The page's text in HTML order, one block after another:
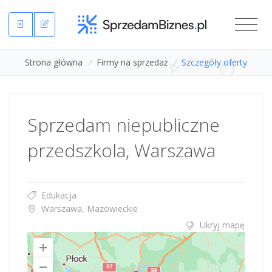
Strona główna / Firmy na sprzedaż / Szczegóły oferty
Sprzedam niepubliczne
przedszkola, Warszawa
Edukacja
Warszawa, Mazowieckie
Ukryj mapę